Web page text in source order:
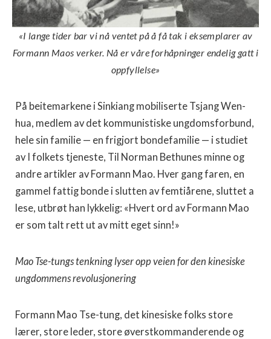
«I lange tider bar vi nå ventet på å få tak i eksemplarer av
Formann Maos verker. Nå er våre forhåpninger endelig gatt i
oppfyllelse»
På beitemarkene i Sinkiang mobiliserte Tsjang Wen-
hua, medlem av det kommunistiske ungdomsforbund,
hele sin familie — en frigjort bondefamilie — i studiet
av I folkets tjeneste, Til Norman Bethunes minne og
andre artikler av Formann Mao. Hver gang faren, en
gammel fattig bonde i slutten av femtiårene, sluttet a
lese, utbrøt han lykkelig: «Hvert ord av Formann Mao
er som talt rett ut av mitt eget sinn!»
Mao Tse-tungs tenkning lyser opp veien for den kinesiske
ungdommens revolusjonering
Formann Mao Tse-tung, det kinesiske folks store
lærer, store leder, store øverstkommanderende og